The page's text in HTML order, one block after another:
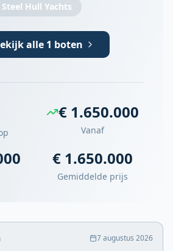
Steel Hull Yachts
alle 1 boten
€ 1.650.000
Vanaf
€ 1.650.000
Gemiddelde prijs
7 augustus 2026